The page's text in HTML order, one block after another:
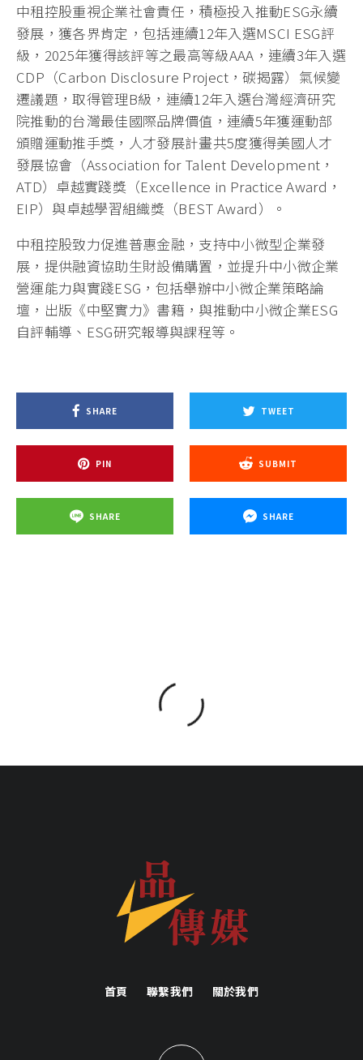
中租控股重視企業社會責任，積極投入推動ESG永續
發展，獲各界肯定，包括連續12年入選MSCI ESG評
級，2025年獲得該評等之最高等級AAA，連續3年入選
CDP（Carbon Disclosure Project，碳揭露）氣候變
遷議題，取得管理B級，連續12年入選台灣經濟研究
院推動的台灣最佳國際品牌價值，連續5年獲運動部
頒贈運動推手獎，人才發展計畫共5度獲得美國人才
發展協會（Association for Talent Development，
ATD）卓越實踐獎（Excellence in Practice Award，
EIP）與卓越學習組織獎（BEST Award）。
中租控股致力促進普惠金融，支持中小微型企業發
展，提供融資協助生財設備購置，並提升中小微企業
營運能力與實踐ESG，包括舉辦中小微企業策略論
壇，出版《中堅實力》書籍，與推動中小微企業ESG
自評輔導、ESG研究報導與課程等。
SHARE TWEET
PIN SUBMIT
SHARE SHARE
首頁 聯繫我們 關於我們